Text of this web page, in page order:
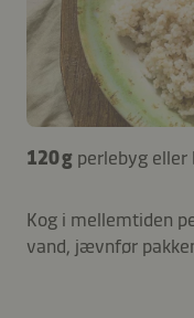
120 g perlebyg eller
Kog i mellemtiden
vand, jævnfør